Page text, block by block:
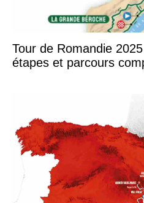
Tour de Romandie
étapes et parcours